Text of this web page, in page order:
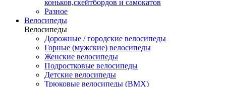
коньков,скейтбордов и самокатов
Разное
Велосипеды
Велосипеды
Дорожные / городские велосипеды
Горные (мужские) велосипеды
Женские велосипеды
Подростковые велосипеды
Детские велосипеды
Трюковые велосипеды (BMX)